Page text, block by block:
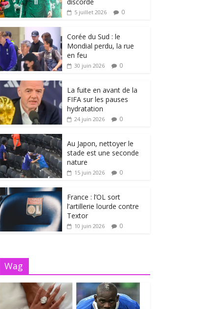
5 juillet 2026 0
Corée du Sud : le
Mondial perdu, la rue
en feu
30 juin 2026 0
La fuite en avant de la
FIFA sur les pauses
hydratation
24 juin 2026 0
Au Japon, nettoyer le
stade est une seconde
nature
15 juin 2026 0
France : l’OL sort
l’artillerie lourde contre
Textor
10 juin 2026 0
Wag